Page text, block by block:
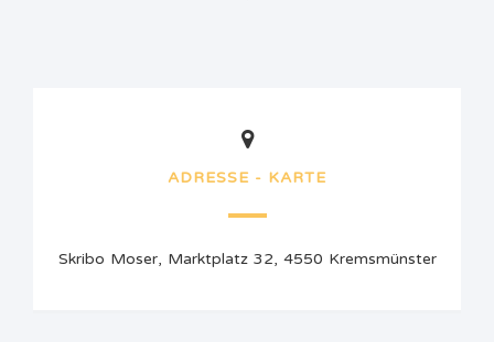
ADRESSE - KARTE
Skribo Moser, Marktplatz 32, 4550 Kremsmünster